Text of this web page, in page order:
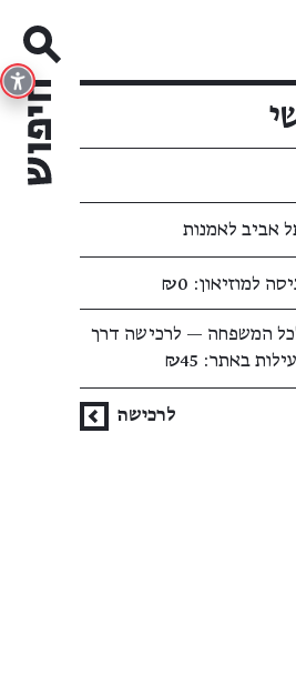
אביב לאמנות
למוזיאון: ₪0
המשפחה — לרכישה דרך
באתר: ₪45
לרכישה